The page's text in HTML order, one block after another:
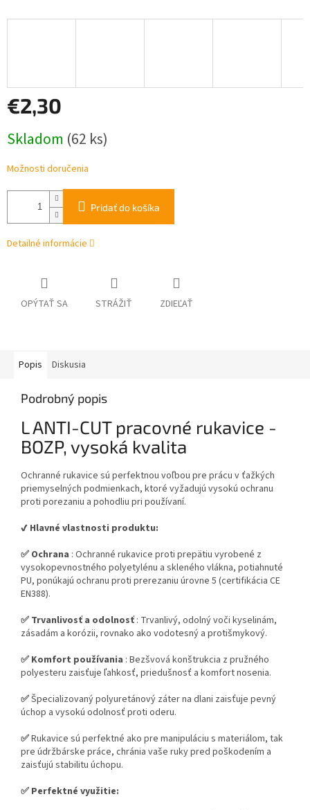
€2,30
cena:
Skladom (62 ks)
Možnosti doručenia
Pridať do košíka
Detailné informácie
OPÝTAŤ SA STRÁŽIŤ ZDIEĽAŤ
Popis Diskusia
Podrobný popis
L ANTI-CUT pracovné rukavice -
BOZP, vysoká kvalita
Ochranné rukavice sú perfektnou voľbou pre prácu v ťažkých
priemyselných podmienkach, ktoré vyžadujú vysokú ochranu
proti porezaniu a pohodliu pri používaní.
✔️ Hlavné vlastnosti produktu:
✅ Ochrana : Ochranné rukavice proti prepätiu vyrobené z
vysokopevnostného polyetylénu a skleného vlákna, potiahnuté
PU, ponúkajú ochranu proti prerezaniu úrovne 5 (certifikácia CE
EN388).
✅ Trvanlivosť a odolnosť : Trvanlivý, odolný voči kyselinám,
zásadám a korózii, rovnako ako vodotesný a protišmykový.
✅ Komfort používania : Bezšvová konštrukcia z pružného
polyesteru zaisťuje ľahkosť, priedušnosť a komfort nosenia.
✅Špecializovaný polyuretánový záter na dlani zaisťuje pevný
úchop a vysokú odolnosť proti oderu.
✅Rukavice sú perfektné ako pre manipuláciu s materiálom, tak
pre údržbárske práce, chránia vaše ruky pred poškodením a
zaisťujú stabilitu úchopu.
✅ Perfektné využitie: